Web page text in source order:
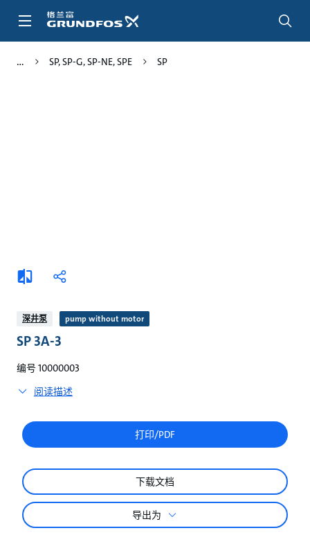
SP, SP-G, SP-NE, SPE SP
添
加
较
分
深井泵 pump without motor
SP 3A-3
编号 10000003
阅读描述
打印/PDF
下载文档
导出为